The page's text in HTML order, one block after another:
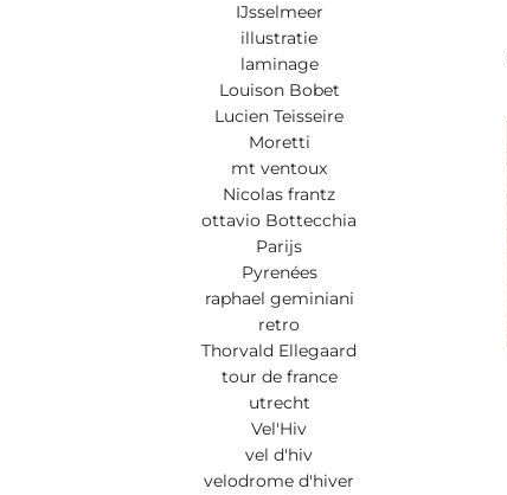
IJsselmeer
illustratie
laminage
Louison Bobet
Lucien Teisseire
Moretti
mt ventoux
Nicolas frantz
ottavio Bottecchia
Parijs
Pyrenées
raphael geminiani
retro
Thorvald Ellegaard
tour de france
utrecht
Vel'Hiv
vel d'hiv
velodrome d'hiver